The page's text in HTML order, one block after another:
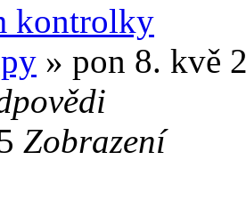
kontrolky
» pon 8. kvě
Zobrazení